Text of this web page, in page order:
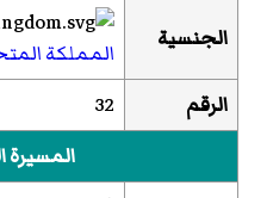
الجنسية
المملكة
الرقم
32
المسيرة